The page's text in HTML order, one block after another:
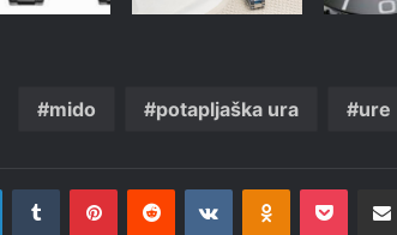
mido potapljaška ura ure
LinkedInTumblr PinterestReddit VKontakteOdnoklassniki
Pocket